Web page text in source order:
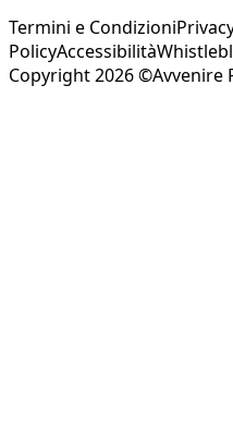
Termini e Condizioni
PolicyAccessibilità
Copyright 2026 ©Avvenire